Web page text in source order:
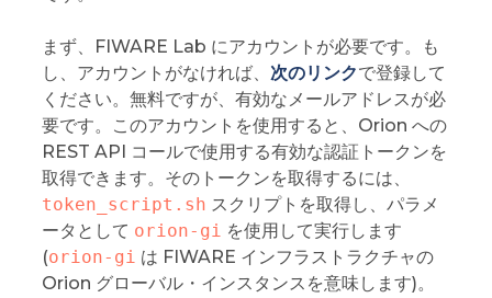
まず、FIWARE Lab にアカウントが必要です。も
し、アカウントがなければ、 次のリンクで登録して
ください。無料ですが、有効なメールアドレスが必
要です。このアカウントを使用すると、Orion への
REST API コールで使用する有効な認証トークンを
取得できます。そのトークンを取得するには、
token_script.sh スクリプトを取得し、パラメ
ータとして orion-gi を使用して実行します
(orion-gi は FIWARE インフラストラクチャの
Orion グローバル・インスタンスを意味します)。